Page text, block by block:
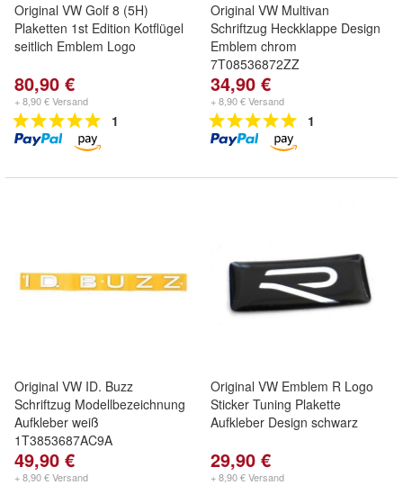
Original VW Golf 8 (5H)
Plaketten 1st Edition Kotflügel
seitlich Emblem Logo
80,90 €
+ 8,90 € Versand
1
Original VW Multivan
Schriftzug Heckklappe Design
Emblem chrom
7T08536872ZZ
34,90 €
+ 8,90 € Versand
1
Original VW ID. Buzz
Schriftzug Modellbezeichnung
Aufkleber weiß
1T3853687AC9A
49,90 €
+ 8,90 € Versand
Original VW Emblem R Logo
Sticker Tuning Plakette
Aufkleber Design schwarz
29,90 €
+ 8,90 € Versand